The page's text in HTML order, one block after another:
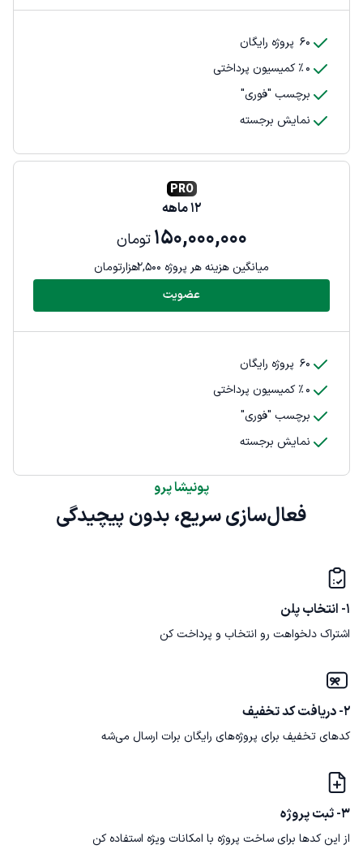
60 پروژه رایگان
0٪ کمیسیون پرداختی
برچسب "فوری"
نمایش برجسته
PRO
12ماهه
150,000,000 تومان
میانگین هزینه هر پروژه 2,500هزارتومان
عضویت
60 پروژه رایگان
0٪ کمیسیون پرداختی
برچسب "فوری"
نمایش برجسته
پونیشا پرو
فعال‌سازی سریع، بدون پیچیدگی
1- انتخاب پلن
اشتراک دلخواهت رو انتخاب و پرداخت کن
2- دریافت کد تخفیف
کدهای تخفیف برای پروژه‌های رایگان برات ارسال می‌شه
3- ثبت پروژه
از این کدها برای ساخت پروژه با امکانات ویژه استفاده کن